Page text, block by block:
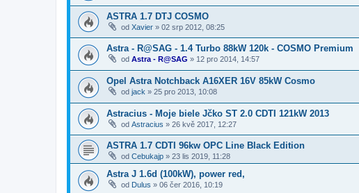
ASTRA 1.7 DTJ COSMO
od Xavier » 02 srp 2012, 08:25
Astra - R@SAG - 1.4 Turbo 88kW 120k - COSMO Premium
od Astra - R@SAG » 12 pro 2014, 14:57
Opel Astra Notchback A16XER 16V 85kW Cosmo
od jack » 25 pro 2013, 10:08
Astracius - Moje biele Jčko ST 2.0 CDTI 121kW 2013
od Astracius » 26 kvě 2017, 12:27
ASTRA 1.7 CDTI 96kw OPC Line Black Edition
od Cebukajp » 23 lis 2019, 11:28
Astra J 1.6d (100kW), power red,
od Dulus » 06 čer 2016, 10:19